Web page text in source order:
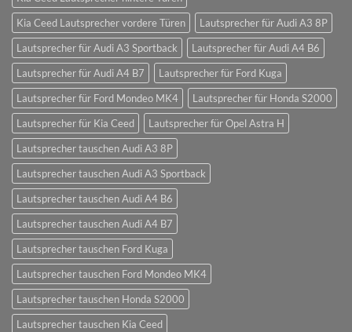
Kia Ceed Lautsprecher vordere Türen
Lautsprecher für Audi A3 8P
Lautsprecher für Audi A3 Sportback
Lautsprecher für Audi A4 B6
Lautsprecher für Audi A4 B7
Lautsprecher für Ford Kuga
Lautsprecher für Ford Mondeo MK4
Lautsprecher für Honda S2000
Lautsprecher für Kia Ceed
Lautsprecher für Opel Astra H
Lautsprecher tauschen Audi A3 8P
Lautsprecher tauschen Audi A3 Sportback
Lautsprecher tauschen Audi A4 B6
Lautsprecher tauschen Audi A4 B7
Lautsprecher tauschen Ford Kuga
Lautsprecher tauschen Ford Mondeo MK4
Lautsprecher tauschen Honda S2000
Lautsprecher tauschen Kia Ceed